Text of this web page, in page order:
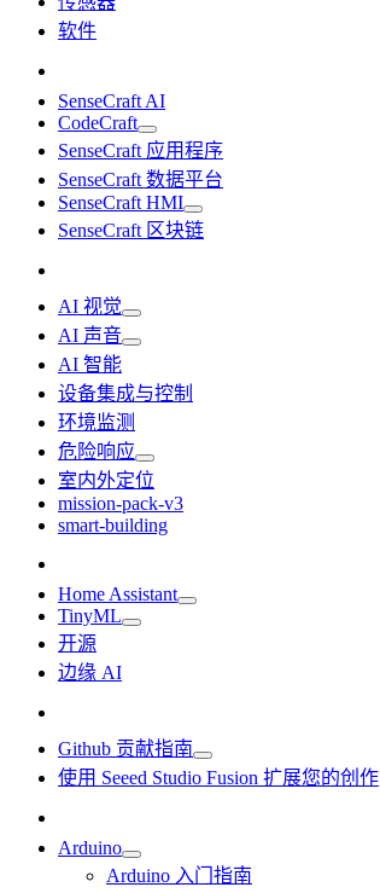
软件
SenseCraft AI
CodeCraft
SenseCraft 应用程序
SenseCraft 数据平台
SenseCraft HMI
SenseCraft 区块链
AI 视觉
AI 声音
AI 智能
设备集成与控制
环境监测
危险响应
室内外定位
mission-pack-v3
smart-building
Home Assistant
TinyML
开源
边缘 AI
Github 贡献指南
使用 Seeed Studio Fusion 扩展您的创作
Arduino
Arduino 入门指南